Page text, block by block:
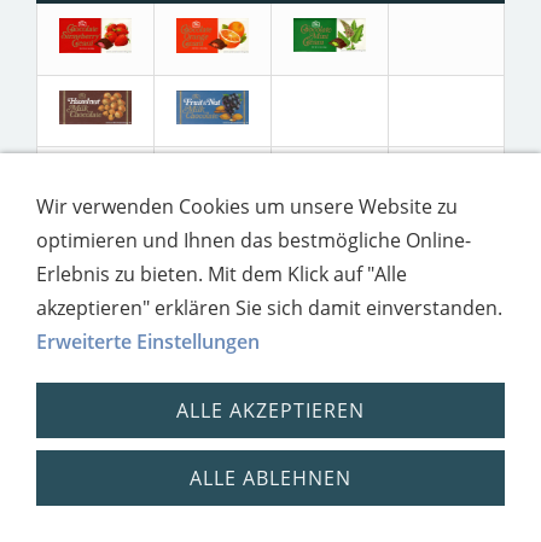
Impressum Datenschutz
Wir verwenden Cookies um unsere Website zu
optimieren und Ihnen das bestmögliche Online-
Erlebnis zu bieten. Mit dem Klick auf "Alle
akzeptieren" erklären Sie sich damit einverstanden.
Erweiterte Einstellungen
ALLE AKZEPTIEREN
ALLE ABLEHNEN